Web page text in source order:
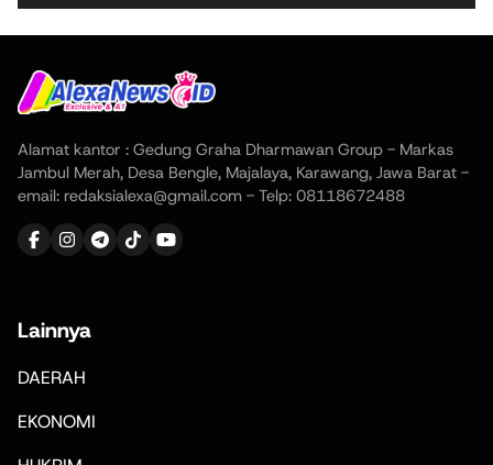
Alamat kantor : Gedung Graha Dharmawan Group - Markas
Jambul Merah, Desa Bengle, Majalaya, Karawang, Jawa Barat -
email: redaksialexa@gmail.com - Telp: 08118672488
Lainnya
DAERAH
EKONOMI